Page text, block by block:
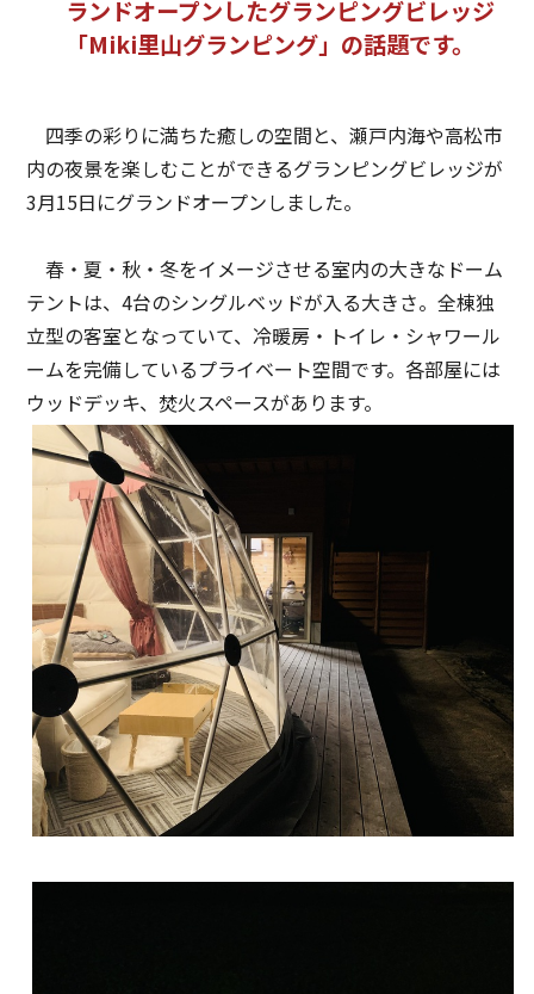
ランドオープンしたグランピングビレッジ
「Miki里山グランピング」の話題です。
四季の彩りに満ちた癒しの空間と、瀬戸内海や高松市
内の夜景を楽しむことができるグランピングビレッジが
3月15日にグランドオープンしました。
春・夏・秋・冬をイメージさせる室内の大きなドーム
テントは、4台のシングルベッドが入る大きさ。全棟独
立型の客室となっていて、冷暖房・トイレ・シャワール
ームを完備しているプライベート空間です。各部屋には
ウッドデッキ、焚火スペースがあります。